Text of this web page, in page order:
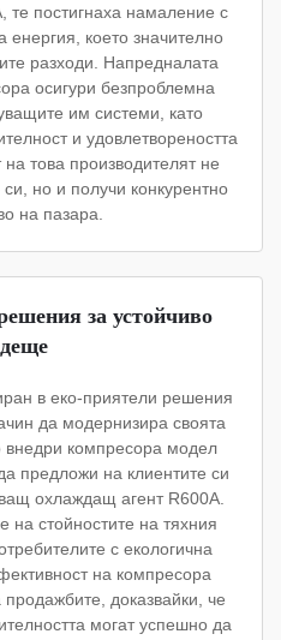
те постигнаха намаление с
енергия, което значително
разходи. Напредналата
осигури безпроблемна
им системи, като
и удовлетвореността
това производителят не
но и получи конкурентно
на пазара.
за устойчиво
в еко-приятели решения
да модернизира своята
внедри компресора модел
предложи на клиентите си
охлаждащ агент R600A.
на стойностите на тяхния
с екологична
на компресора
доказвайки, че
могат успешно да